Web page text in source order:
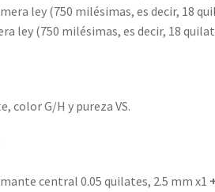
ley (750 milésimas, es decir, 18
ley (750 milésimas, es decir, 18
color G/H y pureza VS.
central 0.05 quilates, 2.5 mm x1 +